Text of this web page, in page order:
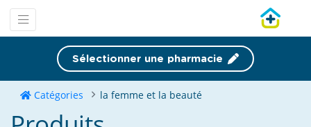
Sélectionner une pharmacie
Catégories la femme et la beauté